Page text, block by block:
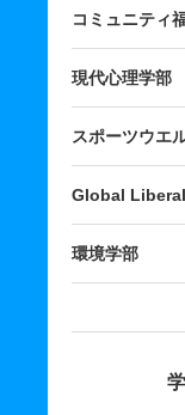
コミュニティ
現代心理学部
スポーツウエ
Global Liberal
環境学部